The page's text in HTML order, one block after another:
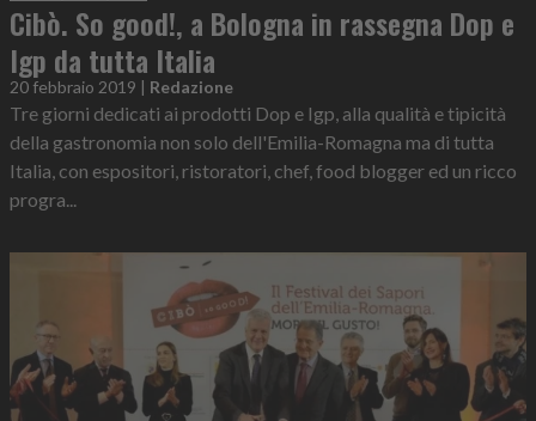
Cibò. So good!, a Bologna in rassegna Dop e
Igp da tutta Italia
20 febbraio 2019 | Redazione
Tre giorni dedicati ai prodotti Dop e Igp, alla qualità e tipicità
della gastronomia non solo dell'Emilia-Romagna ma di tutta
Italia, con espositori, ristoratori, chef, food blogger ed un ricco
progra...